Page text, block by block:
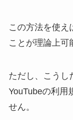
この方法を使え
ことが理論上可
ただし、こうし
YouTubeの利用
せん。